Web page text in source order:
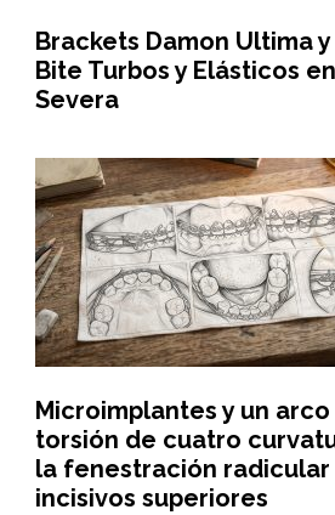
Brackets Damon Ultima
Bite Turbos y Elásticos en
Severa
Microimplantes y un
torsión de cuatro
la fenestración radicular
incisivos superiores